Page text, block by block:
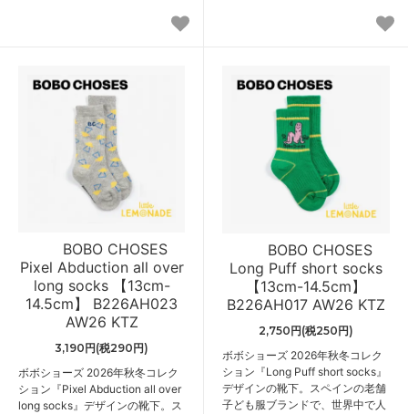
BOBO CHOSES
Pixel Abduction all over
long socks 【13cm-
14.5cm】 B226AH023
AW26 KTZ
3,190円(税290円)
ボボショーズ 2026年秋冬コレク
ション『Pixel Abduction all over
long socks』デザインの靴下。ス
BOBO CHOSES
Long Puff short socks
【13cm-14.5cm】
B226AH017 AW26 KTZ
2,750円(税250円)
ボボショーズ 2026年秋冬コレク
ション『Long Puff short socks』
デザインの靴下。スペインの老舗
子ども服ブランドで、世界中で人